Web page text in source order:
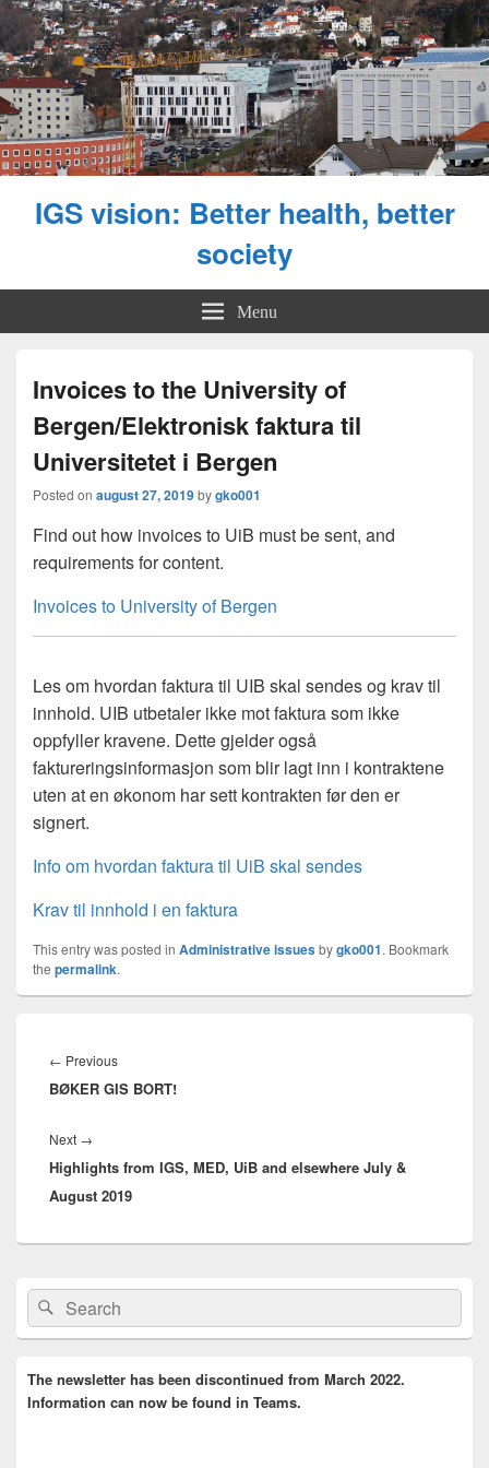
IGS vision: Better health, better
society
Menu
Invoices to the University of
Bergen/Elektronisk faktura til
Universitetet i Bergen
Posted on august 27, 2019bygko001
Find out how invoices to UiB must be sent, and
requirements for content.
Invoices to University of Bergen
Les om hvordan faktura til UIB skal sendes og krav til
innhold. UIB utbetaler ikke mot faktura som ikke
oppfyller kravene. Dette gjelder også
faktureringsinformasjon som blir lagt inn i kontraktene
uten at en økonom har sett kontrakten før den er
signert.
Info om hvordan faktura til UiB skal sendes
Krav til innhold i en faktura
This entry was posted in Administrative issuesbygko001. Bookmark
the permalink.
← PreviousPrevious
post:
BØKER GIS BORT!
Next →
post:
Highlights from IGS, MED, UiB and elsewhere July &
August 2019
Primary
Sidebar
Widget
Area
Search
for:
Search
The newsletter has been discontinued from March 2022.
Information can now be found in Teams.